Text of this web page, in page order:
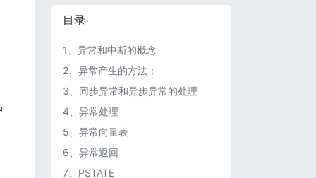
目录
1、异常和中断的概念
2、异常产生的方法：
3、同步异常和异步异常的处理
4、异常处理
5、异常向量表
6、异常返回
7、PSTATE